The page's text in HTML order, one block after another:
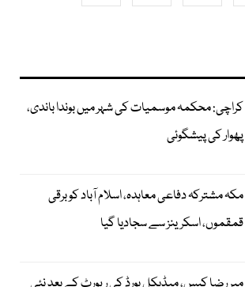
کراچی: محکمہ موسمیات کی شہر میں بوندا باندی،
پھوار کی پیشگوئی
مکہ مشترکہ دفاعی معاہدہ، اسلام آباد کو برقی
قمقموں، اسکرینز سے سجادیا گیا